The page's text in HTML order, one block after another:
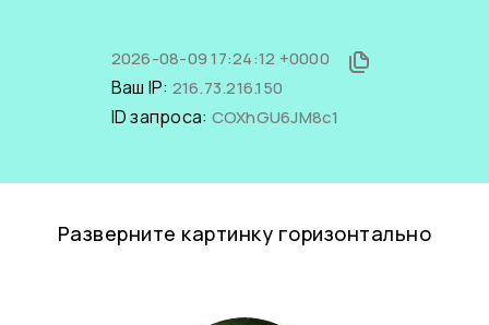
2026-08-09 17:24:12 +0000
Ваш IP: 216.73.216.150
ID запроса: COXhGU6JM8c1
Разверните картинку горизонтально